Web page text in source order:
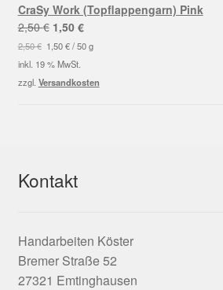
CraSy Work (Topflappengarn) Pink
2,50€ Ursprünglicher
Preis
war:
2,50 €
1,50 €Aktueller
Preis
1,50 €.
2,50€ 1,50€/50 g
inkl. 19 % MwSt.
zzgl. Versandkosten
Kontakt
Handarbeiten Köster
Bremer Straße 52
27321 Emtinghausen